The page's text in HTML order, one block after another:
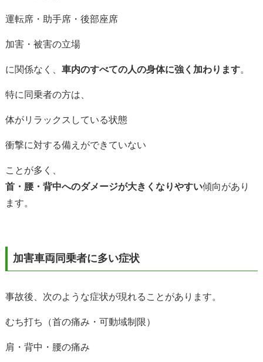
運転席・助手席・後部座席
加害・被害の立場
に関係なく、 車内のすべての人の身体に強く加わります。
特に同乗者の方は、
体がリラックスしている状態
衝撃に対する備えができていない
ことが多く、
首・腰・背中へのダメージが大きくなりやすい傾向があり
ます。
加害車両同乗者に多い症状
事故後、次のような症状が現れることがあります。
むち打ち（首の痛み・可動域制限）
肩・背中・腰の痛み